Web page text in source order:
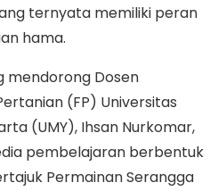
ternyata memiliki peran
hama.
mendorong Dosen
(FP) Universitas
(UMY), Ihsan Nurkomar,
pembelajaran berbentuk
Permainan Serangga